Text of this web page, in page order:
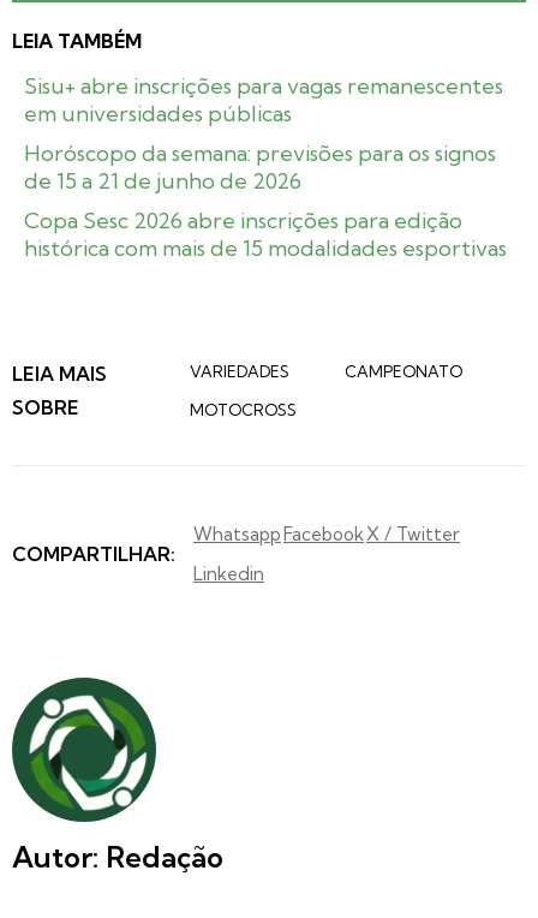
LEIA TAMBÉM
Sisu+ abre inscrições para vagas remanescentes
em universidades públicas
Horóscopo da semana: previsões para os signos
de 15 a 21 de junho de 2026
Copa Sesc 2026 abre inscrições para edição
histórica com mais de 15 modalidades esportivas
LEIA MAIS
SOBRE
VARIEDADES
CAMPEONATO
MOTOCROSS
COMPARTILHAR:
WhatsappFacebookX / Twitter
Linkedin
Autor: Redação